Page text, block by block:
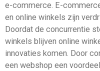
e-commerce. E-
en online winkels zijn
Doordat de concurrentie
winkels blijven online
innovaties komen. Door
een webshop een